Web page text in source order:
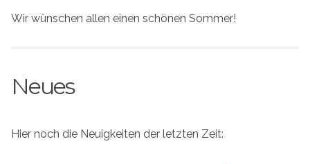
Wir wünschen allen einen schönen Sommer!
Neues
Hier noch die Neuigkeiten der letzten Zeit: